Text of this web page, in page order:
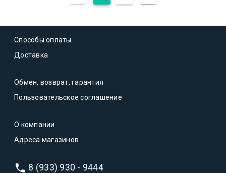
Способы оплаты
Доставка
Обмен, возврат, гарантия
Пользовательское соглашение
О компании
Адреса магазинов
8 (933) 930 - 9444